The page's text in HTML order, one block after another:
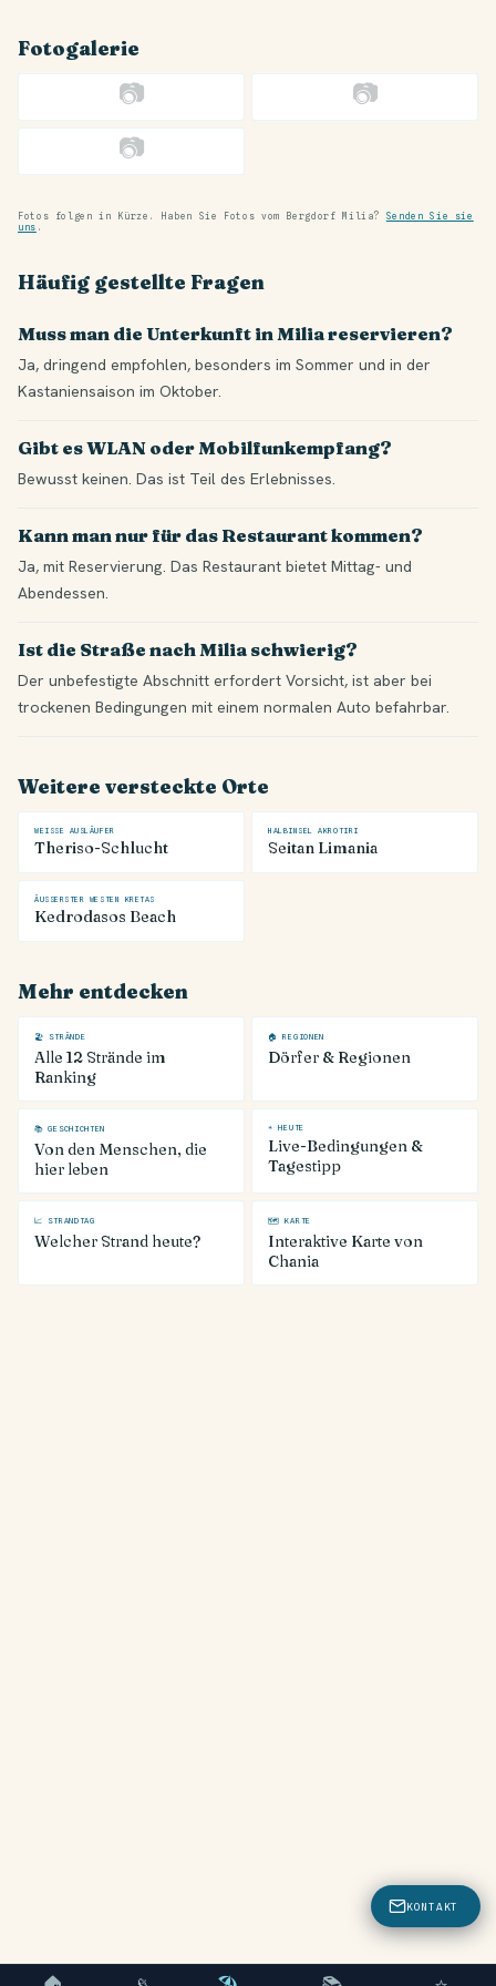
Fotogalerie
📷
📷
📷
Fotos folgen in Kürze. Haben Sie Fotos vom Bergdorf Milia? Senden Sie sie
uns .
Häufig gestellte Fragen
Muss man die Unterkunft in Milia reservieren?
Ja, dringend empfohlen, besonders im Sommer und in der
Kastaniensaison im Oktober.
Gibt es WLAN oder Mobilfunkempfang?
Bewusst keinen. Das ist Teil des Erlebnisses.
Kann man nur für das Restaurant kommen?
Ja, mit Reservierung. Das Restaurant bietet Mittag- und
Abendessen.
Ist die Straße nach Milia schwierig?
Der unbefestigte Abschnitt erfordert Vorsicht, ist aber bei
trockenen Bedingungen mit einem normalen Auto befahrbar.
Weitere versteckte Orte
WEISSE AUSLÄUFER
Theriso-Schlucht
HALBINSEL AKROTIRI
Seitan Limania
ÄUSSERSTER WESTEN KRETAS
Kedrodasos Beach
Mehr entdecken
🏖 STRÄNDE
Alle 12 Strände im
Ranking
🏠 REGIONEN
Dörfer & Regionen
📚 GESCHICHTEN
Von den Menschen, die
hier leben
☀ HEUTE
Live-Bedingungen &
Tagestipp
📈 STRANDTAG
Welcher Strand heute?
🗺 KARTE
Interaktive Karte von
Chania
KONTAKT